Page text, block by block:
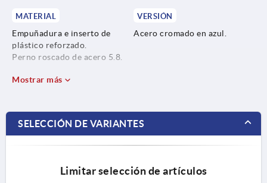
MATERIAL
Empuñadura e inserto de
plástico reforzado.
Perno roscado de acero 5.8.
VERSIÓN
Acero cromado en azul.
Mostrar más
SELECCIÓN DE VARIANTES
Limitar selección de artículos